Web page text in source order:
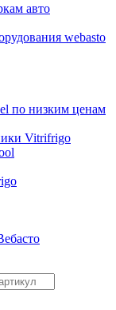
авто
webasto
по низким ценам
Vitrifrigo